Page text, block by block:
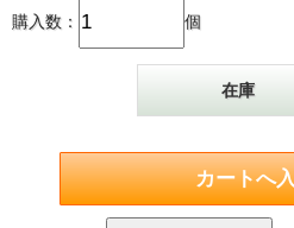
購入数： 個
在庫